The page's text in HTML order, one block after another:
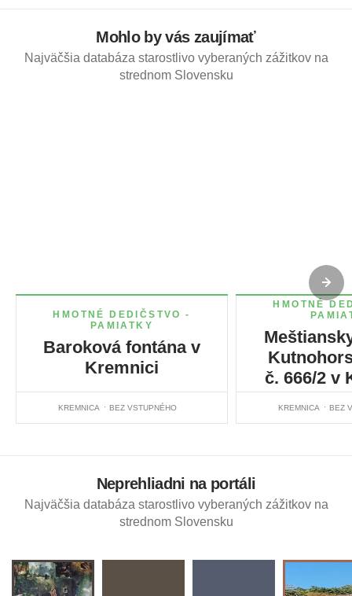
Mohlo by vás zaujímať
Najväčšia databáza starostlivo vyberaných zážitkov na
strednom Slovensku
HMOTNÉ DEDIČSTVO -
PAMIATKY
Baroková fontána v
Kremnici
KREMNICA BEZ VSTUPNÉHO
HMOTNÉ
č. 666/2 v
KREMNICA BEZ
Neprehliadni na portáli
Najväčšia databáza starostlivo vyberaných zážitkov na
strednom Slovensku